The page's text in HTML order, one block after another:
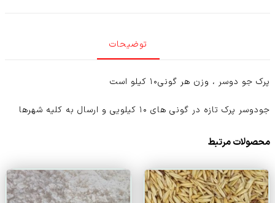
توضیحات
پرک جو دوسر ، وزن هر گونی۱۰ کیلو است
جودوسر پرک تازه در گونی های ۱۰ کیلویی و ارسال به کلیه شهرها
محصولات مرتبط